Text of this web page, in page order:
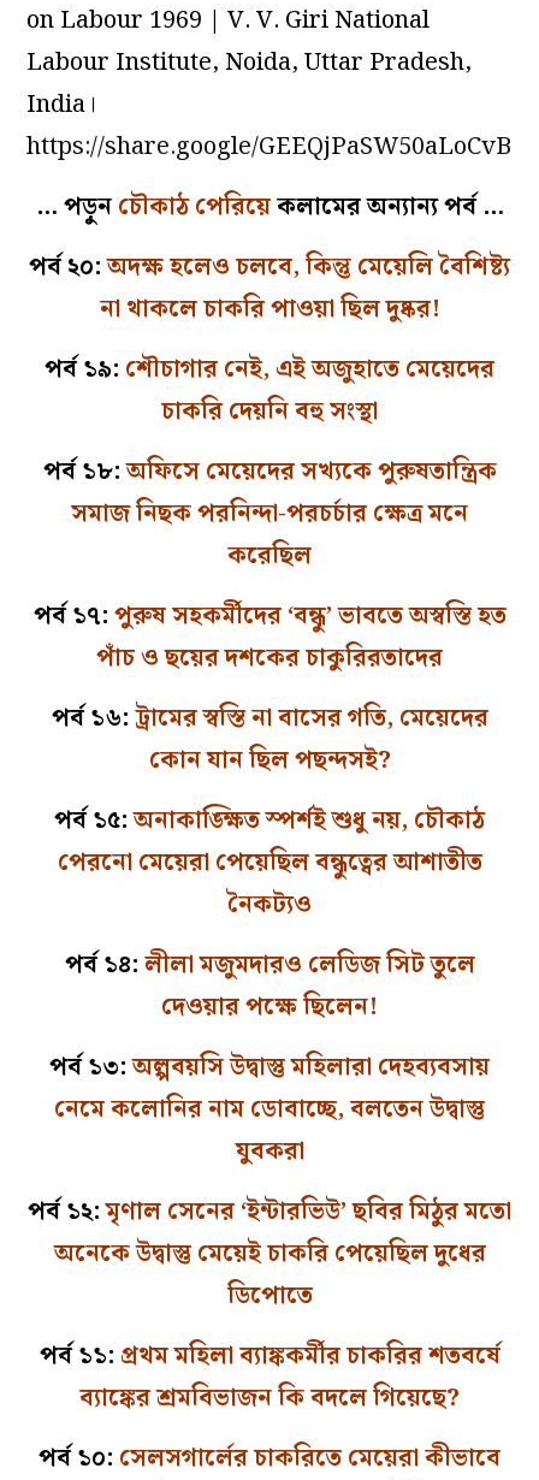
on Labour 1969 | V. V. Giri National
Labour Institute, Noida, Uttar Pradesh,
India।
https://share.google/GEEQjPaSW50aLoCvB
… পড়ুনচৌকাঠ পেরিয়েকলামের অন্যান্য পর্ব …
পর্ব ২০:অদক্ষ হলেও চলবে, কিন্তু মেয়েলি বৈশিষ্ট্য
না থাকলে চাকরি পাওয়া ছিল দুষ্কর!
পর্ব ১৯: শৌচাগার নেই, এই অজুহাতে মেয়েদের
চাকরি দেয়নি বহু সংস্থা
পর্ব ১৮:অফিসে মেয়েদের সখ্যকে পুরুষতান্ত্রিক
সমাজ নিছক পরনিন্দা-পরচর্চার ক্ষেত্র মনে
করেছিল
পর্ব ১৭:পুরুষ সহকর্মীদের ‘বন্ধু’ ভাবতে অস্বস্তি হত
পাঁচ ও ছয়ের দশকের চাকুরিরতাদের
পর্ব ১৬:ট্রামের স্বস্তি না বাসের গতি, মেয়েদের
কোন যান ছিল পছন্দসই?
পর্ব ১৫:অনাকাঙ্ক্ষিত স্পর্শই শুধু নয়, চৌকাঠ
পেরনো মেয়েরা পেয়েছিল বন্ধুত্বের আশাতীত
নৈকট্যও
পর্ব ১৪:লীলা মজুমদারও লেডিজ সিট তুলে
দেওয়ার পক্ষে ছিলেন!
পর্ব ১৩:অল্পবয়সি উদ্বাস্তু মহিলারা দেহব্যবসায়
নেমে কলোনির নাম ডোবাচ্ছে, বলতেন উদ্বাস্তু
যুবকরা
পর্ব ১২:মৃণাল সেনের ‘ইন্টারভিউ’ ছবির মিঠুর মতো
অনেকে উদ্বাস্তু মেয়েই চাকরি পেয়েছিল দুধের
ডিপোতে
পর্ব ১১: প্রথম মহিলা ব্যাঙ্ককর্মীর চাকরির শতবর্ষে
ব্যাঙ্কের শ্রমবিভাজন কি বদলে গিয়েছে?
পর্ব ১০: সেলসগার্লের চাকরিতে মেয়েরা কীভাবে